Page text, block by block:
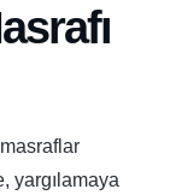
yargılamaya